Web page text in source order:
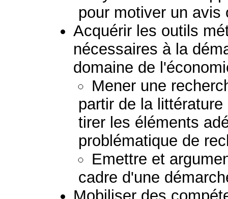
pour motiver un avis
Acquérir les outils
nécessaires à la
domaine de
Mener une
partir de la
tirer les éléments
problématique de
Emettre et
cadre d'une